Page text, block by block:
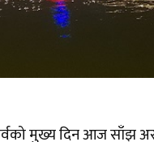
मुख्य दिन आज साँझ